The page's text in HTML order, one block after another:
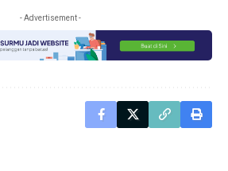
- Advertisement -